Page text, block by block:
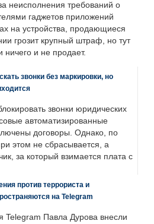
неисполнения требований о
гаджетов приложений
на устройства, продающиеся
грозит крупный штраф, но тут
ничего и не продает.
звонки без маркировки, но
звонки юридических
автоматизированные
договоры. Однако, по
этом не сбрасывается, а
за который взимается плата с
против террориста и
на Telegram
Telegram Павла Дурова внесли